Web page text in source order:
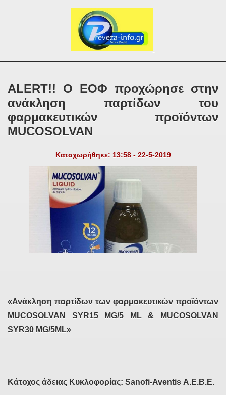
ALERT!! O ΕΟΦ προχώρησε στην
ανάκληση παρτίδων του
φαρμακευτικών προϊόντων
MUCOSOLVAN
Καταχωρήθηκε: 13:58 - 22-5-2019
«Ανάκληση παρτίδων των φαρμακευτικών προϊόντων
MUCOSOLVAN SYR15 MG/5 ML & MUCOSOLVAN
SYR30 MG/5ML»
Κάτοχος άδειας Κυκλοφορίας: Sanofi-Aventis Α.Ε.Β.Ε.